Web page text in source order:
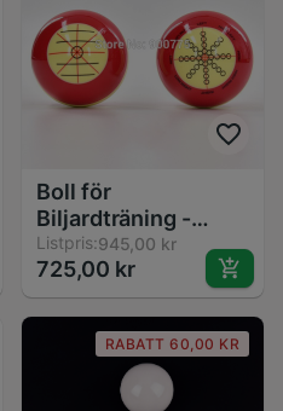
Boll för
Biljardträning -
57.15mm Resin -
Köboll för Nybörjare
Listpris:945,00 kr
725,00 kr
RABATT 60,00 KR